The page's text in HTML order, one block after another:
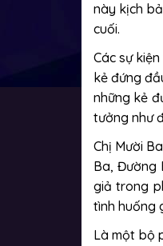
này kịch
cuối.
Các sự
kẻ đứng
những kẻ
tưởng như
Chị Mười
Ba, Đường
giả trong
tình huống
Là một bộ